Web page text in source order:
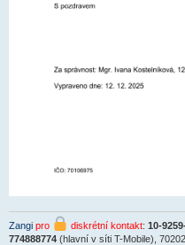
Zangi pro diskrétní kontakt: 10-
774888774 (hlavní v síti T-Mobile),